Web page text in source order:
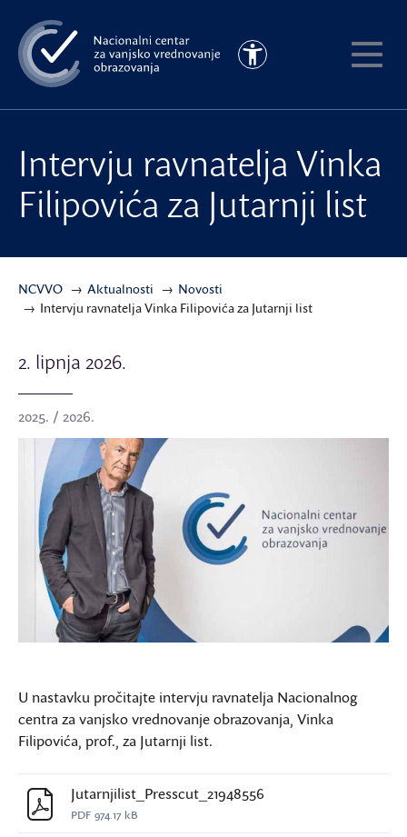
na
glavni
sadržaj
Pristupačnost
Intervju ravnatelja Vinka
Filipovića za Jutarnji list
NCVVO Aktualnosti
Novosti
Intervju ravnatelja Vinka Filipovića za Jutarnji list
2. lipnja 2026.
2025. / 2026.
U nastavku pročitajte intervju ravnatelja Nacionalnog
centra za vanjsko vrednovanje obrazovanja, Vinka
Filipovića, prof., za Jutarnji list.
Jutarnjilist_Presscut_21948556
PDF 974.17 kB